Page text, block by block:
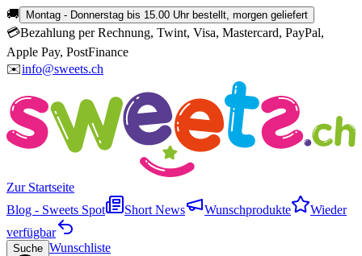
🚚 Montag - Donnerstag bis 15.00 Uhr bestellt, morgen geliefert
💳Bezahlung per Rechnung, Twint, Visa, Mastercard, PayPal,
Apple Pay, PostFinance
✉️info@sweets.ch
Zur Startseite
Blog - Sweets Spot
Short News Wunschprodukte
Wieder
verfügbar
Suche Wunschliste